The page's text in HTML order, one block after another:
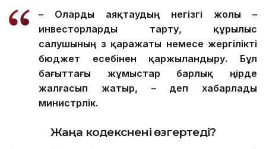
– Оларды аяқтаудың негізгі жолы –
инвесторларды тарту, құрылыс
салушының өз қаражаты немесе жергілікті
бюджет есебінен қаржыландыру. Бұл
бағыттағы жұмыстар барлық өңірде
жалғасып жатыр, – деп хабарлады
министрлік.
Жаңа кодекснені өзгертеді?